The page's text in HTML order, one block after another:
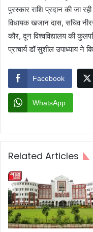
पुरस्कार राशि प्रदान की जा
विधायक खजान दास, सचिव
कौर, दून विश्वविद्यालय की
प्राचार्य डॉ सुशील उपाध्याय ने
Facebook
WhatsApp
Related Articles